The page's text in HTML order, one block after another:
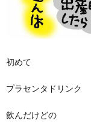
初めて
プラセンタドリンク
飲んだけどの